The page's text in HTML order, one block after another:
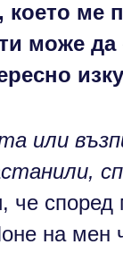
което ме
може
или
според
на мен